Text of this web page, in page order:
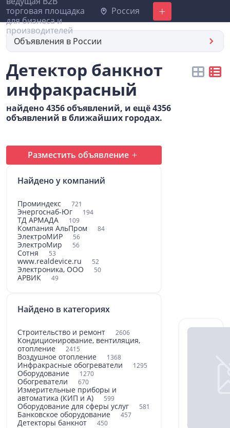
Россия Добавить
Объявления в России
Детектор банкнот
инфракрасный
найдено 4356 объявлений, и ещё 4356
объявлений в ближайших городах.
Разместить объявление
Найдено у компаний
Проминдекс 721
Энергоснаб-Юг 194
ТД АРМАДА 109
Компания АльПром 84
ЭлектроМИР 56
ЭлектроМир 56
Сотня 53
www.realdevice.ru 52
Электроника, ООО 50
АРВИК 49
Найдено в категориях
Строительство и ремонт 2606
Кондиционирование, вентиляция,
отопление
2415
Воздушное отопление 1368
Инфракрасные обогреватели 1295
Оборудование 1270
Обогреватели 670
Измерительные приборы и
автоматика (КИП и А)
599
Оборудование для сферы услуг 581
Банковское оборудование 457
Детекторы банкнот 450